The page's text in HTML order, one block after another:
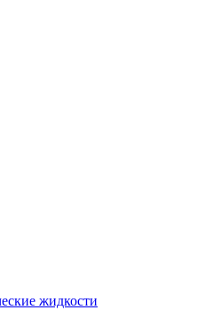
жидкости